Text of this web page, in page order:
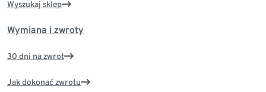
Wyszukaj sklep
Wymiana i zwroty
30 dni na zwrot
Jak dokonać zwrotu